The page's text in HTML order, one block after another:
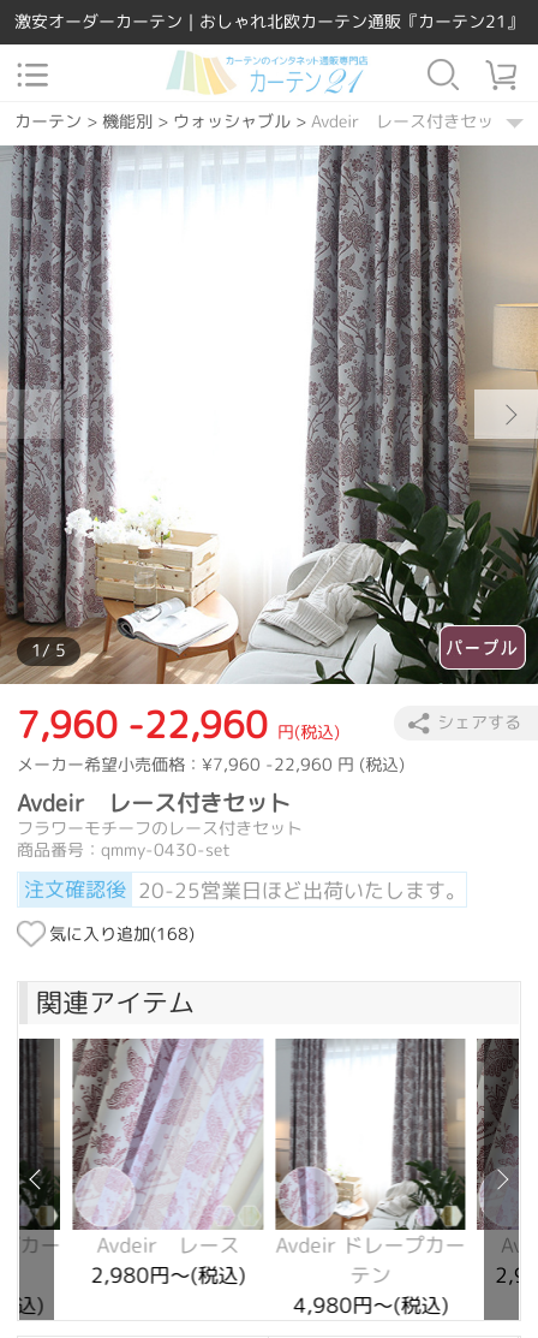
激安オーダーカーテン｜おしゃれ北欧カーテン通販『カーテン21』
カーテン > 機能別> ウォッシャブル> Avdeir レース付きセット
カーテン>素材>ポリエステル>Avdeir レース付きセット
カーテン>場所で選ぶ >リビング >Avdeir レース付きセット
カーテン>場所で選ぶ
Avdeir レース付きセット
カーテン>場所で選ぶ ダイニング・キッチン>Avdeir レース付
カーテン>デザインテイスト
Avdeir レース付きセット
カーテン>機能別
Avdeir レース付きセット
カーテン>柄
Avdeir レース付きセット
カーテン>カーテンの種類 レース付きセット>Avdeir レース付
カーテン>機能別
Avdeir レース付きセット
カーテン>デザインテイスト カントリー>Avdeir レース付きセ
カーテン>ジャカード
Avdeir レース付きセット
カーテン>カラー>
Avdeir レース付きセット
カーテン>カラー>パープル Avdeir レース付きセット
1/ 5
7,960 -22,960 円(税込)
メーカー希望小売価格：¥7,960 -22,960 円 (税込)
Avdeir レース付きセット
フラワーモチーフのレース付きセット
商品番号：qmmy-0430-set
注文確認後 20-25営業日ほど出荷いたします。
気に入り追加(168)
シェアする
関連アイテム
カー
込)
Avdeir レース
2,980円～(税込)
Avdeir ドレープカー
テン
4,980円～(税込)